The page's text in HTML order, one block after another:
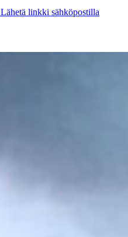
Lähetä linkki sähköpostilla